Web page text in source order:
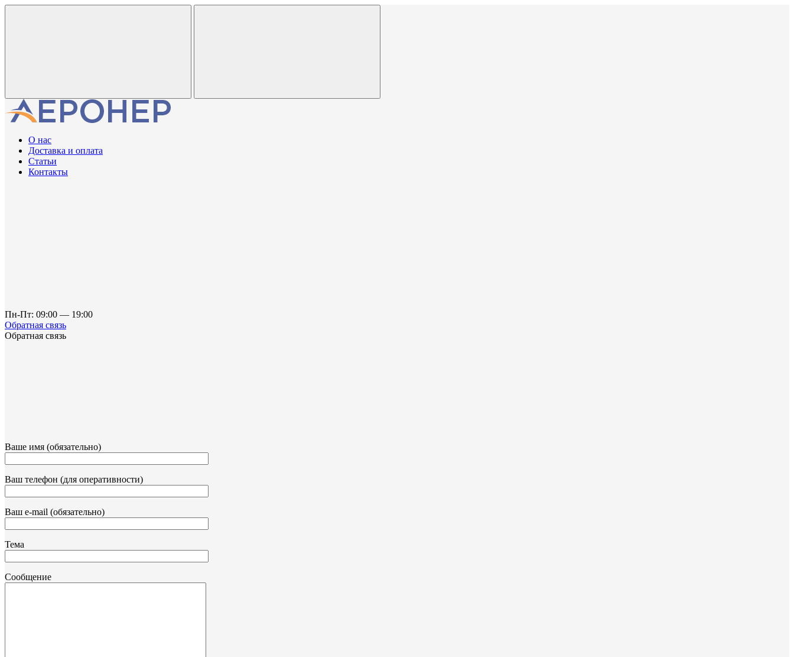
О нас
Доставка и оплата
Статьи
Контакты
Пн-Пт: 09:00 — 19:00
Обратная связь
Обратная связь
Ваше имя (обязательно)
Ваш телефон (для оперативности)
Ваш e-mail (обязательно)
Тема
Сообщение